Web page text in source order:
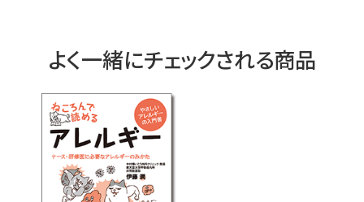
よく一緒にチェックされる商品